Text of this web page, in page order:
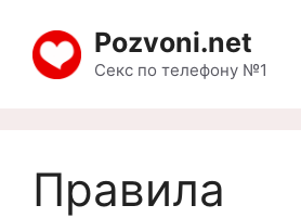
Pozvoni.net
Секс по телефону №1
Правила